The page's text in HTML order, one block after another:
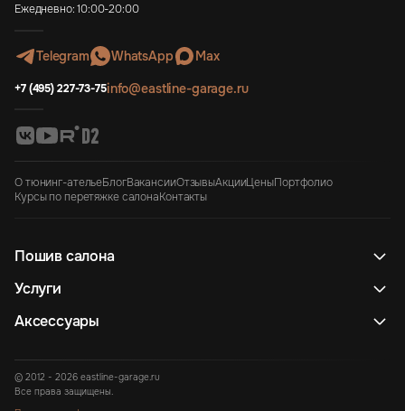
Ежедневно: 10:00-20:00
Telegram WhatsApp Max
+7 (495) 227-73-75info@eastline-garage.ru
О тюнинг-ательеБлогВакансииОтзывыАкцииЦеныПортфолио
Курсы по перетяжке салонаКонтакты
Пошив салона
Услуги
Аксессуары
© 2012 - 2026 eastline-garage.ru
Все права защищены.